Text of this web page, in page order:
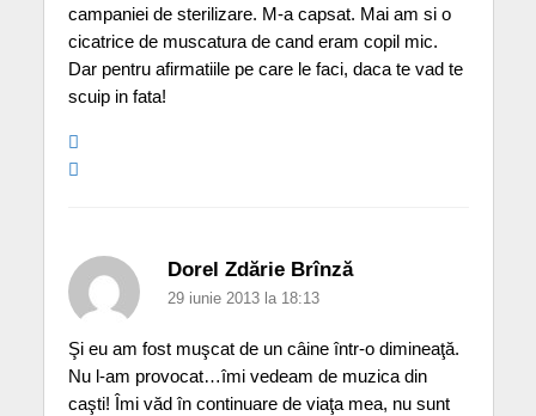
campaniei de sterilizare. M-a capsat. Mai am si o
cicatrice de muscatura de cand eram copil mic.
Dar pentru afirmatiile pe care le faci, daca te vad te
scuip in fata!
Dorel Zdărie Brînză
29 iunie 2013 la 18:13
Şi eu am fost muşcat de un câine într-o dimineaţă.
Nu l-am provocat…îmi vedeam de muzica din
caşti! Îmi văd în continuare de viaţa mea, nu sunt